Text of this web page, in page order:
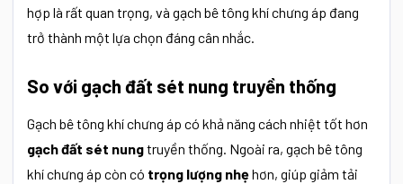
hợp là rất quan trọng, và gạch bê tông khí chưng áp đang
trở thành một lựa chọn đáng cân nhắc.
So với gạch đất sét nung truyền thống
Gạch bê tông khí chưng áp có khả năng cách nhiệt tốt hơn
gạch đất sét nungtruyền thống. Ngoài ra, gạch bê tông
khí chưng áp còn có trọng lượng nhẹhơn, giúp giảm tải